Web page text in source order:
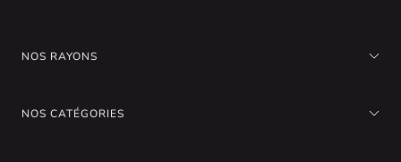
NOS RAYONS
NOS CATÉGORIES